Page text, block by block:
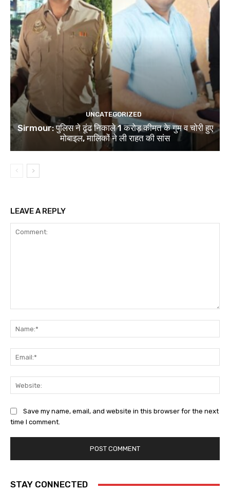
UNCATEGORIZED
Sirmour: पुलिस ने ढूंढ निकाले 1 करोड़ कीमत के गुम व चोरी हुए
मोबाइल, मालिकों ने ली राहत की सांस
LEAVE A REPLY
Save my name, email, and website in this browser for the next
time I comment.
STAY CONNECTED